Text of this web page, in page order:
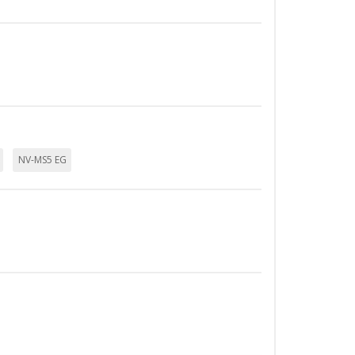
NV-MS5 EG